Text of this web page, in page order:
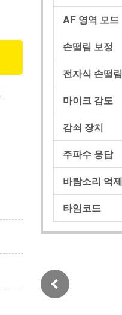
AF 영역 모드
손떨림 보정
전자식 손떨
마이크 감도
감쇠 장치
주파수 응답
바람소리 억제
타임코드